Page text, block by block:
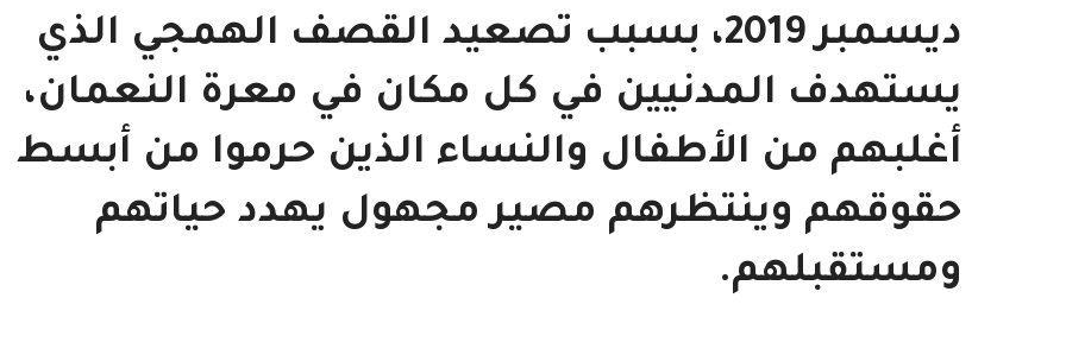
ديسمبر 2019، بسبب تصعيد القصف الهمجي الذي
يستهدف المدنيين في كل مكان في معرة النعمان،
أغلبهم من الأطفال والنساء الذين حرموا من أبسط
حقوقهم وينتظرهم مصير مجهول يهدد حياتهم
ومستقبلهم.